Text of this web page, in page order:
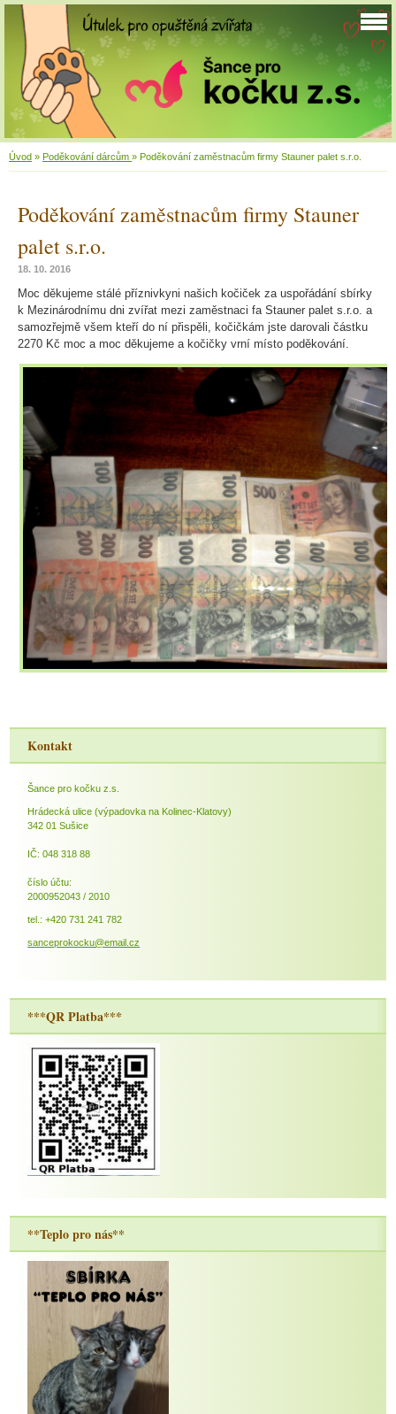
Úvod » Poděkování dárcům » Poděkování zaměstnacům firmy Stauner palet s.r.o.
Poděkování zaměstnacům firmy Stauner
palet s.r.o.
18. 10. 2016
Moc děkujeme stálé příznivkyni našich kočiček za uspořádání sbírky
k Mezinárodnímu dni zvířat mezi zaměstnaci fa Stauner palet s.r.o. a
samozřejmě všem kteří do ní přispěli, kočičkám jste darovali částku
2270 Kč moc a moc děkujeme a kočičky vrní místo poděkování.
Kontakt
Šance pro kočku z.s.
Hrádecká ulice (výpadovka na Kolinec-Klatovy)
342 01 Sušice
IČ: 048 318 88
číslo účtu:
2000952043 / 2010
tel.: +420 731 241 782
sanceprokocku@email.cz
***QR Platba***
**Teplo pro nás**